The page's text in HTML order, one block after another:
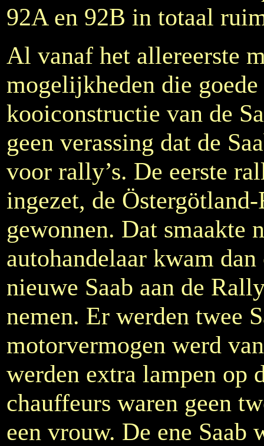
92A en 92B in totaal
Al vanaf het allereerste
mogelijkheden die
kooiconstructie van de
geen verassing dat de
voor rally’s. De eerste
ingezet, de
gewonnen. Dat smaakte
autohandelaar kwam
nieuwe Saab aan de
nemen. Er werden twee
motorvermogen werd
werden extra lampen op
chauffeurs waren geen
een vrouw. De ene Saab